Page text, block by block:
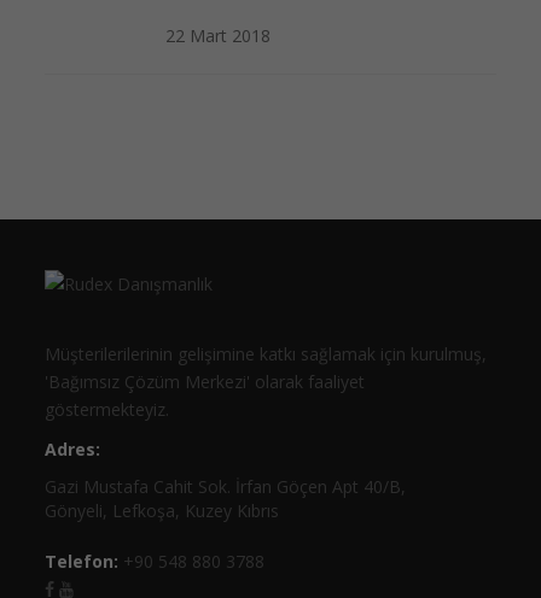
22 Mart 2018
Müşterilerilerinin gelişimine katkı sağlamak için kurulmuş,
'Bağımsız Çözüm Merkezi' olarak faaliyet
göstermekteyiz.
Adres:
Gazi Mustafa Cahit Sok. İrfan Göçen Apt 40/B,
Gönyeli, Lefkoşa, Kuzey Kıbrıs
Telefon: +90 548 880 3788